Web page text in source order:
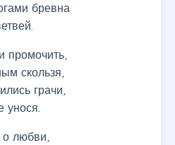
бревна
промочить,
скользя,
грачи,
унося.
любви,